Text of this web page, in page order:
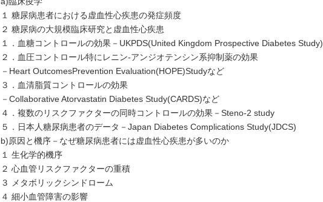
１ 糖尿病患者における虚血性心疾患の発症頻度
２ 糖尿病の大規模臨床研究と虚血性心疾患
１．血糖コントロールの効果－UKPDS(United Kingdom Prospective Diabetes Study)
２．血圧コントロール特にレニン-アンジオテンシン系抑制薬の効果
－Heart OutcomesPrevention Evaluation(HOPE)Studyなど
３．血清脂質コントロールの効果
－Collaborative Atorvastatin Diabetes Study(CARDS)など
４．複数のリスクファクターの同時コントロールの効果－Steno-2 study
５．日本人糖尿病患者のデータ－Japan Diabetes Complications Study(JDCS)
b)原因と機序－なぜ糖尿病患者には虚血性心疾患が多いのか
１ 生化学的機序
２ 心血管リスクファクターの重積
３ メタボリックシンドローム
４ 細小血管障害の影響